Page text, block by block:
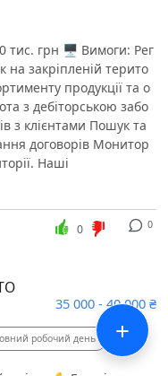
тис. грн 🖥 Вимоги: Рег
на закріпленій терито
продукції та о
з дебіторською забо
з клієнтами Пошук та
договорів Монитор
Наші
0
0
35 000 - 40 000 ₴
робочий день +